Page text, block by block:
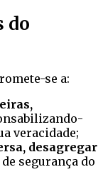
do
se a:
veracidade;
desagregar
segurança do